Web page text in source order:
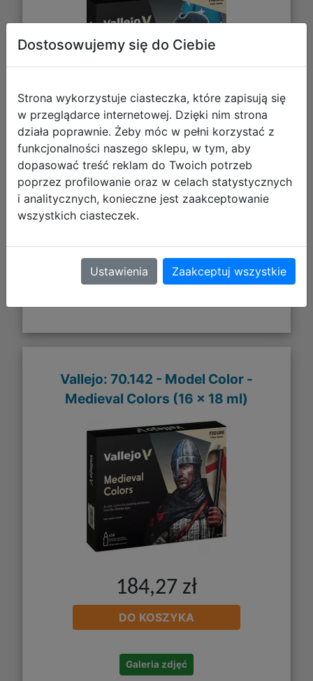
184,27 zł
DO KOSZYKA
Vallejo: 70.142 - Model Color -
Medieval Colors (16 x 18 ml)
184,27 zł
DO KOSZYKA
Galeria zdjęć
Dostosowujemy się do Ciebie
Strona wykorzystuje ciasteczka, które zapisują się
w przeglądarce internetowej. Dzięki nim strona
działa poprawnie. Żeby móc w pełni korzystać z
funkcjonalności naszego sklepu, w tym, aby
dopasować treść reklam do Twoich potrzeb
poprzez profilowanie oraz w celach statystycznych
i analitycznych, konieczne jest zaakceptowanie
wszystkich ciasteczek.
Ustawienia Zaakceptuj wszystkie